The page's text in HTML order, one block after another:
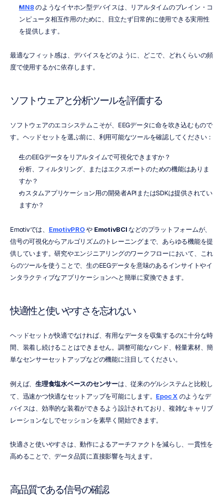
MN8 のようなイヤホン型デバイスは、リアルタイムのブレイン・コ
ンピュータ相互作用のために、目立たず日常的に使用できる実用性
を提供します。
最適なフィット感は、デバイスをどのように、どこで、どれくらいの頻
度で使用するかに依存します。
ソフトウェアと分析ツールを評価する
ソフトウェアのエコシステムこそが、EEGデータに命を吹き込むもので
す。ヘッドセットを選ぶ前に、利用可能なツールを確認してください：
生のEEGデータをリアルタイムで可視化できますか？
分析、フィルタリング、またはエクスポートのための機能はありま
すか？
カスタムアプリケーション用の開発者APIまたはSDKは提供されてい
ますか？
Emotivでは、 EmotivPRO や EmotivBCI などのプラットフォームが、
信号の可視化からアルゴリズムのトレーニングまで、あらゆる機能を提
供しています。研究やエンジニアリングのワークフローにおいて、これ
らのツールを使うことで、生のEEGデータを意味のあるインサイトやイ
ンタラクティブなアプリケーションへと簡単に変換できます。
快適性と使いやすさを忘れない
ヘッドセットが快適でなければ、有用なデータを収集するのに十分な時
間、装着し続けることはできません。調整可能なバンド、軽量素材、簡
単なセンサーセットアップなどの機能に注目してください。
例えば、 生理食塩水ベースのセンサーは、従来のゲルシステムと比較し
て、迅速かつ快適なセットアップを可能にします。 Epoc X のようなデ
バイスは、効率的な装着ができるよう設計されており、複雑なキャリブ
レーションなしでセッションを素早く開始できます。
快適さと使いやすさは、動作によるアーチファクトを減らし、一貫性を
高めることで、データ品質に直接影響を与えます。
高品質である信号の確認